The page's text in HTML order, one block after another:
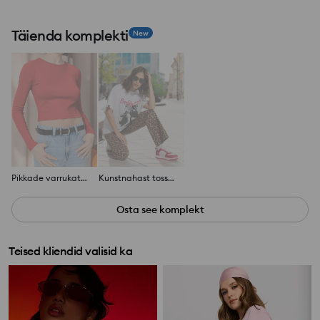
Täienda komplekti New
Pikkade varrukatega pluus Kunstnahast tossud
Osta see komplekt
Teised kliendid valisid ka